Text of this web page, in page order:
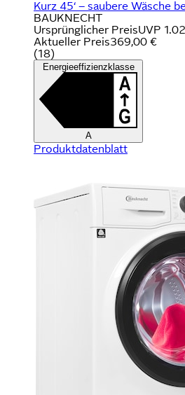
Kurz 45‘ – saubere Wäsche
BAUKNECHT
Ursprünglicher PreisUVP
Aktueller Preis369,00 €
(18)
Energieeffizienzklasse
A
Produktdatenblatt